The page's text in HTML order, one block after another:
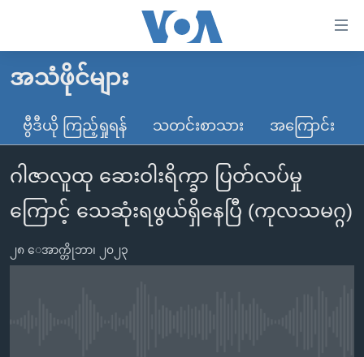
လွယ်ကူ
သည့်
Link
များ
ပင်မ
သို့
မူလစာမျက်နှာ
မြန်မာ
ကမ္ဘာ့သတင်းများ
နိုင်ငံတကာ
အမေရိကန်
အစ္စရေး-ပါလက်စတိုင်း
ဗွီဒီယို
သတင်းလွတ်လပ်ခွင့်
ရပ်ဝန်းတခု လမ်းတခု အလွန်
အင်္ဂလိပ်စာလေ့လာမယ်
အသံဖိုင်များ
ဗွီဒီယို ကြည့်ရှုရန် သတင်းစာသား အကြောင်း
ဂါဇာလူထု ဆေးဝါးရိက္ခာ ပြတ်လပ်မှု
ကြောင့် သေဆုံးရဖွယ်ရှိနေပြီ (ကုလသမဂ္ဂ)
၂၈ ေအာက္တိုဘာ၊ ၂၀၂၃